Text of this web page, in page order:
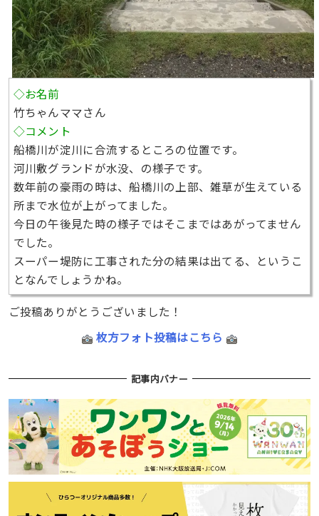
◇お名前
竹ちゃんママさん
◇コメント
船橋川が淀川に合流するところの位置です。
河川敷グランドが水没、の様子です。
数年前の豪雨の時は、船橋川の上部、雑草が生えている
所まで水位が上がってました。
今日の午後見た時の様子ではそこまではあがってません
でした。
スーパー堤防に工事された分の結果は出てる、というこ
となんでしょうかね。
ご投稿ありがとうございました！
枚方フォト投稿はこちら
記事内バナー